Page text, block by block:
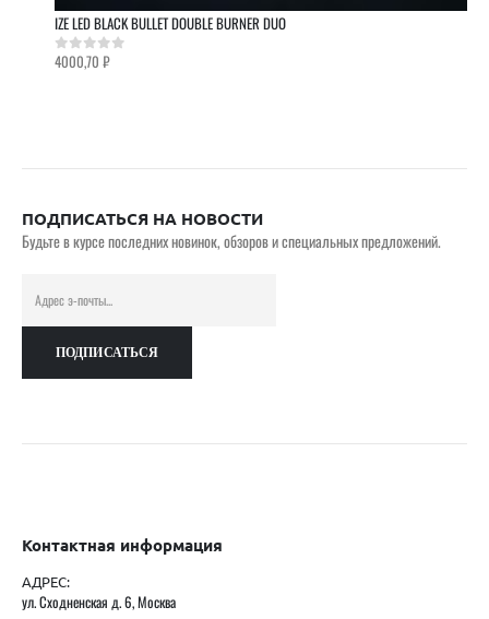
IZE LED BLACK BULLET DOUBLE BURNER DUO
0out of 5
4000,70 ₽
ПОДПИСАТЬСЯ НА НОВОСТИ
Будьте в курсе последних новинок, обзоров и специальных предложений.
Контактная информация
АДРЕС:
ул. Сходненская д. 6, Москва